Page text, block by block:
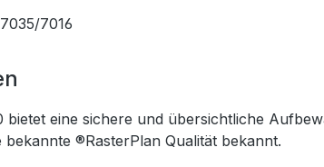
7016
eine sichere und übersichtliche
®RasterPlan Qualität bekannt.